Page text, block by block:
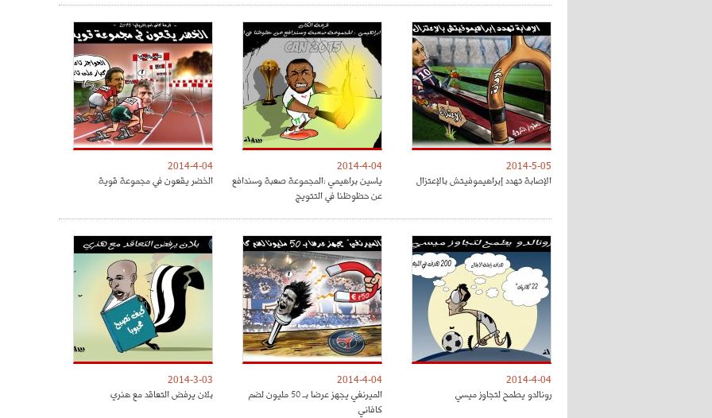
2014-5-05
الإصابة تهدد إبراهيموفيتش بالإعتزال
2014-4-04
ياسين براهيمي :المجموعة صعبة وسندافع
عن حظوظنا في التتويج
2014-4-04
الخضر يقعون في مجموعة قوية
2014-4-04
رونالدو يطمح لتجاوز ميسي
2014-4-04
الميرنغي يجهز عرضا بـ 50 مليون لضم
كافاني
2014-3-03
بلان يرفض التعاقد مع هنري